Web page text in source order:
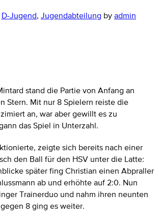
D-Jugend, Jugendabteilung byadmin
stand die Partie von Anfang an
Stern. Mit nur 8 Spielern reiste die
an, war aber gewillt es zu
das Spiel in Unterzahl.
zeigte sich bereits nach einer
den Ball für den HSV unter die Latte:
später fing Christian einen Abpraller
ab und erhöhte auf 2:0. Nun
Trainerduo und nahm ihren neunten
8 ging es weiter.